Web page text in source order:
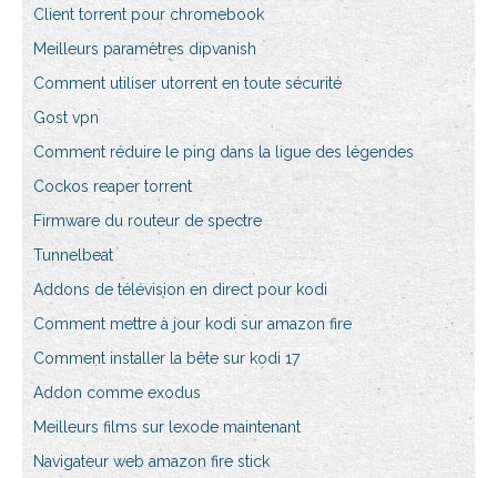
Client torrent pour chromebook
Meilleurs paramètres dipvanish
Comment utiliser utorrent en toute sécurité
Gost vpn
Comment réduire le ping dans la ligue des légendes
Cockos reaper torrent
Firmware du routeur de spectre
Tunnelbeat
Addons de télévision en direct pour kodi
Comment mettre à jour kodi sur amazon fire
Comment installer la bête sur kodi 17
Addon comme exodus
Meilleurs films sur lexode maintenant
Navigateur web amazon fire stick